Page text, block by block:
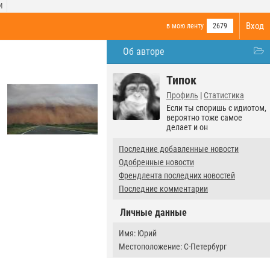
Вход
в мою ленту 2679
Об авторе
Типок
Профиль | Статистика
Если ты споришь с идиотом,
вероятно тоже самое
делает и он
Последние добавленные новости
Одобренные новости
Френдлента последних новостей
Последние комментарии
Личные данные
Имя: Юрий
Местоположение: С-Петербург